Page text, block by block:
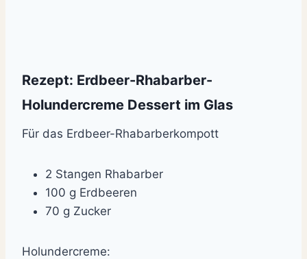
Rezept: Erdbeer-Rhabarber-
Holundercreme Dessert im Glas
Für das Erdbeer-Rhabarberkompott
2 Stangen Rhabarber
100 g Erdbeeren
70 g Zucker
Holundercreme: